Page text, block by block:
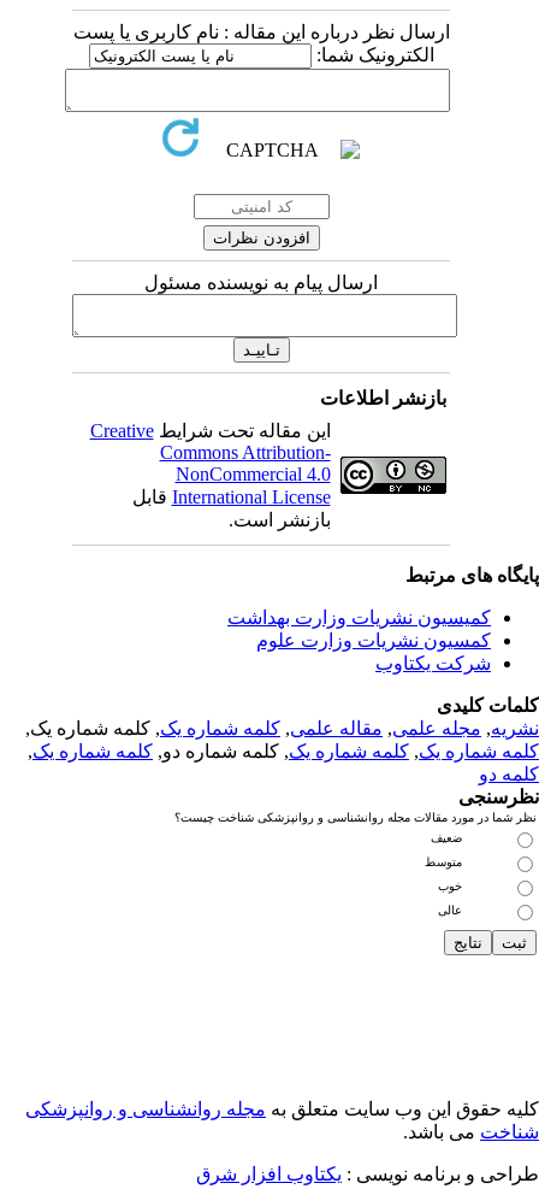
ارسال نظر درباره این مقاله : نام کاربری یا پست
الکترونیک شما:
ارسال پیام به نویسنده مسئول
بازنشر اطلاعات
این مقاله تحت شرایطCreative
Commons Attribution-
NonCommercial 4.0
International Licenseقابل
بازنشر است.
های مرتبط
کمیسیون نشریات وزارت بهداشت
کمسیون نشریات وزارت علوم
شرکت یکتاوب
کلیدی
,مجله علمی, مقاله علمی, کلمه شماره یک, کلمه شماره یک,
شماره یک,کلمه شماره یک, کلمه شماره دو,کلمه شماره یک,
دو
شما در مورد مقالات مجله روانشناسی و روانپزشکی شناخت چیست؟
ضعیف
متوسط
خوب
عالی
حقوق این وب سایت متعلق بهمجله روانشناسی و روانپزشکی
می باشد.
و برنامه نویسی : یکتاوب افزار شرق